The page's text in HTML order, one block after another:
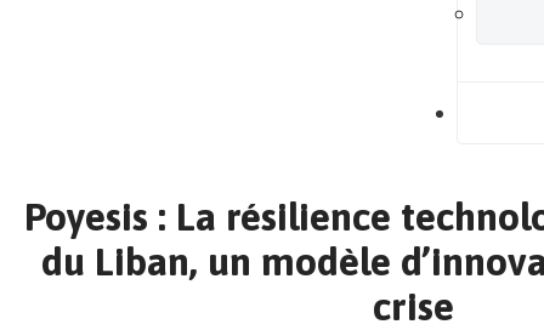
Poyesis : La résilience
du Liban, un modèle
crise